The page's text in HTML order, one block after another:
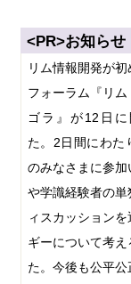
<PR>お知らせ
リム情報開発が
フォーラム『リ
ゴラ』が12 日
た。 2日間にわた
のみなさまに参
や学識経験者の
ィスカッション
ギーについて考
た。今後も公平